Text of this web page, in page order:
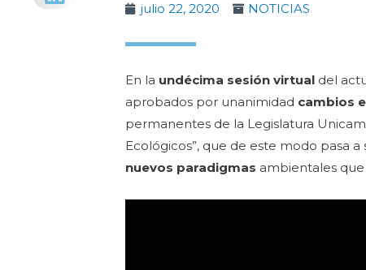
julio 22, 2020
NOTICIAS
En la undécima sesión virtual del
aprobados por unanimidad cambios
permanentes de la Legislatura
Ecológicos”, que de este modo pasa a
nuevos paradigmas ambientales